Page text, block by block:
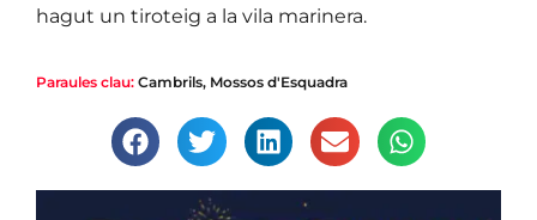
hagut un tiroteig a la vila marinera.
Paraules clau: Cambrils, Mossos d'Esquadra